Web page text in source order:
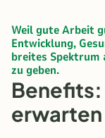
Weil gute Arbeit
Entwicklung,
breites Spektrum
zu geben.
Benefits: